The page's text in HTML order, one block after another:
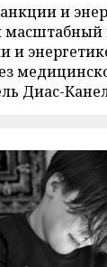
и
масштабный
и
Диас-